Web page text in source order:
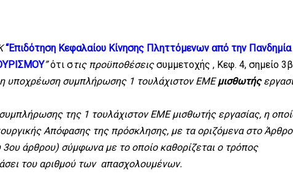
“Επιδότηση Κεφαλαίου Κίνησης Πληττόμενων από την Πανδημία
”ότι στις προϋποθέσειςσυμμετοχής , Κεφ. 4, σημείο 3β
η υποχρέωση συμπλήρωσης 1 τουλάχιστον ΕΜΕμισθωτής
της 1 τουλάχιστον ΕΜΕ μισθωτής εργασίας, η
Απόφασης της πρόσκλησης, με τα οριζόμενα στο
άρθρου) σύμφωνα με το οποίο καθορίζεται ο τρόπος
του αριθμού των απασχολουμένων.